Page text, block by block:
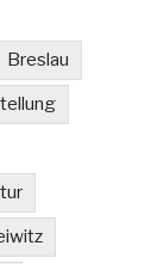
Breslau